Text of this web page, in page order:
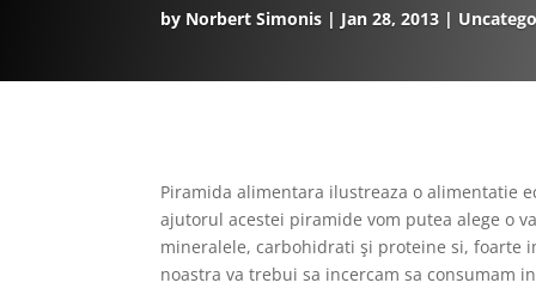
by Norbert Simonis Jan 28, 2013
Piramida alimentara ilustreaza o alimentatie
ajutorul acestei piramide vom putea alege o
mineralele, carbohidrati şi proteine si, foarte
noastra va trebui sa incercam sa consumam